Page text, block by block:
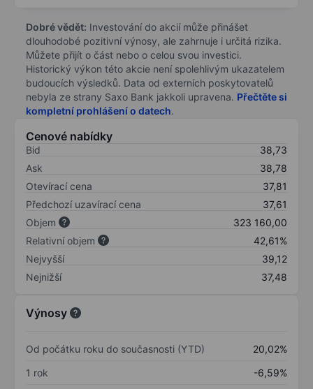
Dobré vědět: Investování do akcií může přinášet
dlouhodobé pozitivní výnosy, ale zahrnuje i určitá rizika.
Můžete přijít o část nebo o celou svou investici.
Historický výkon této akcie není spolehlivým ukazatelem
budoucích výsledků. Data od externích poskytovatelů
nebyla ze strany Saxo Bank jakkoli upravena. Přečtěte si
kompletní prohlášení o datech.
Cenové nabídky
Bid
38,73
Ask
38,78
Otevírací cena
37,81
Předchozí uzavírací cena
37,61
Objem
323 160,00
Relativní objem
42,61%
Nejvyšší
39,12
Nejnižší
37,48
Výnosy
Od počátku roku do současnosti (YTD)
20,02%
1 rok
-6,59%